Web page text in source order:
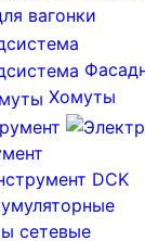
вагонки
Хомуты
DCK
сетевые